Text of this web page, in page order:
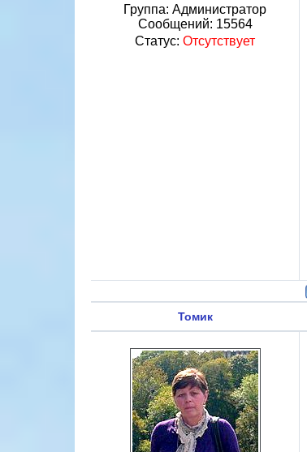
Группа: Администратор
Сообщений: 15564
Статус: Отсутствует
Томик